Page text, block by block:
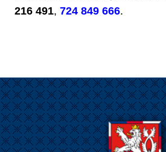
216 491, 724 849 666.